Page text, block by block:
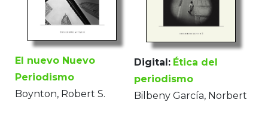
El nuevo Nuevo
Periodismo
Boynton, Robert S.
Digital: Ética del
periodismo
Bilbeny García, Norbert